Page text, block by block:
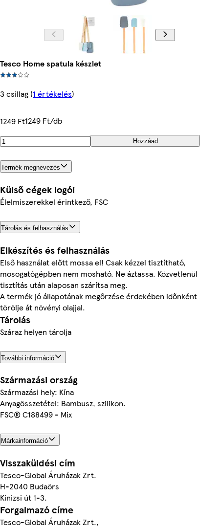
Tesco Home spatula készlet
3 csillag (1 értékelés)
1249 Ft1249 Ft/db
Hozzáad
Termék megnevezés
Külső cégek logói
Élelmiszerekkel érintkező, FSC
Tárolás és felhasználás
Elkészítés és felhasználás
Első használat előtt mossa el! Csak kézzel tisztítható,
mosogatógépben nem mosható. Ne áztassa. Közvetlenül
tisztítás után alaposan szárítsa meg.
A termék jó állapotának megőrzése érdekében időnként
törölje át növényi olajjal.
Tárolás
Száraz helyen tárolja
További információ
Származási ország
Származási hely: Kína
Anyagösszetétel: Bambusz, szilikon.
FSC® C188499 - Mix
Márkainformáció
Visszaküldési cím
Tesco-Global Áruházak Zrt.
H-2040 Budaörs
Kinizsi út 1-3.
Forgalmazó címe
Tesco-Global Áruházak Zrt.,